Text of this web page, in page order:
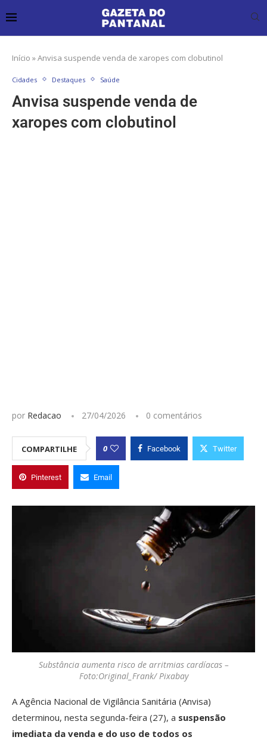
Início »Anvisa suspende venda de xaropes com clobutinol
Cidades Destaques Saúde
Anvisa suspende venda de
xaropes com clobutinol
por Redacao 27/04/2026 0 comentários
COMPARTILHE 0 Facebook Twitter
Pinterest Email
Substância aumenta risco de arritmias cardíacas –
Foto:Original_Frank/ Pixabay
A Agência Nacional de Vigilância Sanitária (Anvisa)
determinou, nesta segunda-feira (27), a suspensão
imediata da venda e do uso de todos os